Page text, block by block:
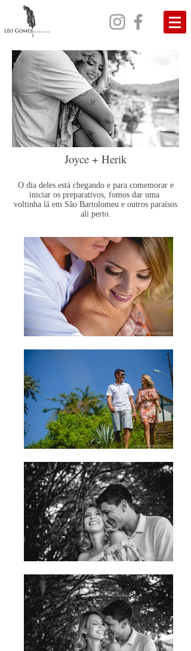
Joyce + Herik
O dia deles está chegando e para comemorar e
iniciar os preparativos, fomos dar uma
voltinha lá em São Bartolomeu e outros paraísos
ali perto.